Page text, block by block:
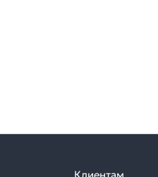
Клиентам